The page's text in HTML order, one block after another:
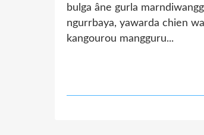
bulga âne gurla
ngurrbaya, yawarda chien
kangourou mangguru...